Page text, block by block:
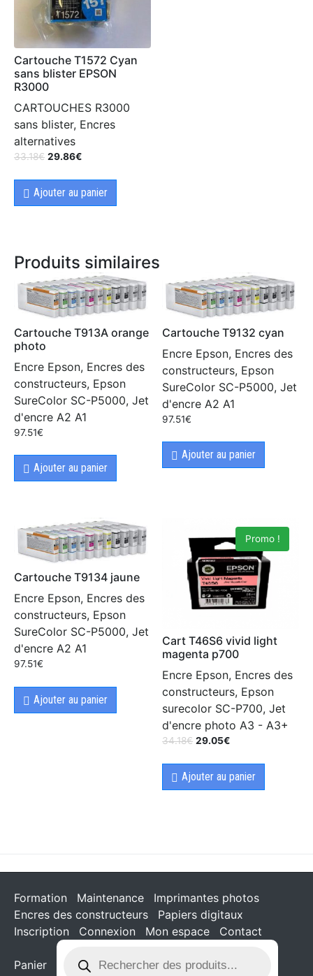
Cartouche T1572 Cyan
sans blister EPSON
R3000
CARTOUCHES R3000
sans blister, Encres
alternatives
33.18€ 29.86€
Ajouter au panier
Produits similaires
Cartouche T913A orange
photo
Encre Epson, Encres des
constructeurs, Epson
SureColor SC-P5000, Jet
d'encre A2 A1
97.51€
Ajouter au panier
Cartouche T9132 cyan
Encre Epson, Encres des
constructeurs, Epson
SureColor SC-P5000, Jet
d'encre A2 A1
97.51€
Ajouter au panier
Cartouche T9134 jaune
Encre Epson, Encres des
constructeurs, Epson
SureColor SC-P5000, Jet
d'encre A2 A1
97.51€
Ajouter au panier
Promo !
Cart T46S6 vivid light
magenta p700
Encre Epson, Encres des
constructeurs, Epson
surecolor SC-P700, Jet
d'encre photo A3 - A3+
34.18€ 29.05€
Ajouter au panier
Formation Maintenance
Imprimantes photos
Encres des constructeurs
Papiers digitaux
Inscription
Connexion Mon espace Contact
Panier